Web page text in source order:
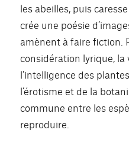
les abeilles, puis
crée une poésie
amènent à faire fiction.
considération lyrique, la
l’intelligence des
l’érotisme et de la
commune entre les
reproduire.